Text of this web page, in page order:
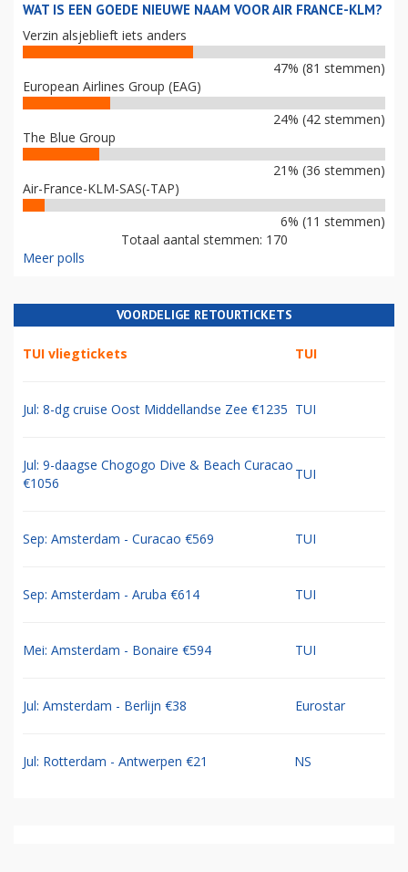
WAT IS EEN GOEDE NIEUWE NAAM VOOR AIR FRANCE-KLM?
Verzin alsjeblieft iets anders
47% (81 stemmen)
European Airlines Group (EAG)
24% (42 stemmen)
The Blue Group
21% (36 stemmen)
Air-France-KLM-SAS(-TAP)
6% (11 stemmen)
Totaal aantal stemmen: 170
Meer polls
VOORDELIGE RETOURTICKETS
TUI vliegtickets TUI
Jul: 8-dg cruise Oost Middellandse Zee €1235 TUI
Jul: 9-daagse Chogogo Dive & Beach Curacao
€1056
TUI
Sep: Amsterdam - Curacao €569 TUI
Sep: Amsterdam - Aruba €614 TUI
Mei: Amsterdam - Bonaire €594 TUI
Jul: Amsterdam - Berlijn €38 Eurostar
Jul: Rotterdam - Antwerpen €21 NS